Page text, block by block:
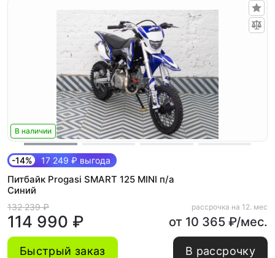
В наличии
-14% 17 249 ₽ выгода
Питбайк Progasi SMART 125 MINI п/а
Синий
132 239 ₽
114 990 ₽
рассрочка на 12. мес
от 10 365 ₽/мес.
Быстрый заказ В рассрочку